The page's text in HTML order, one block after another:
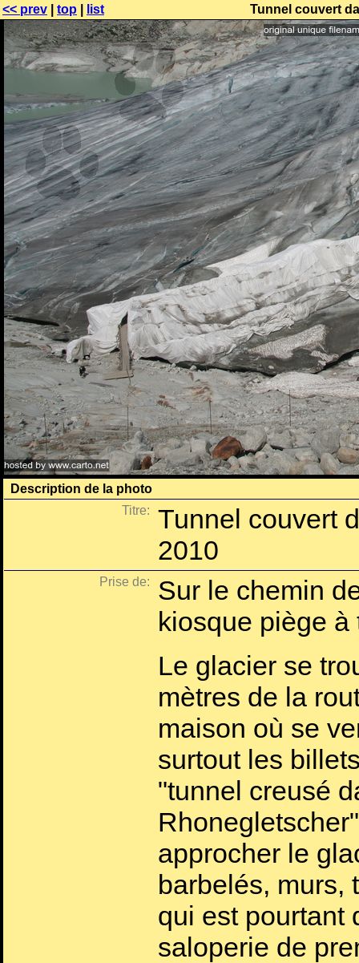
<< prev top list Tunnel couvert
Description de la photo
Titre:
Tunnel couvert
2010
Prise de:
Sur le chemin
kiosque piège à
Le glacier se
mètres de la
maison où se
surtout les
"tunnel creusé
approcher le
barbelés, murs,
qui est pourtant
saloperie de